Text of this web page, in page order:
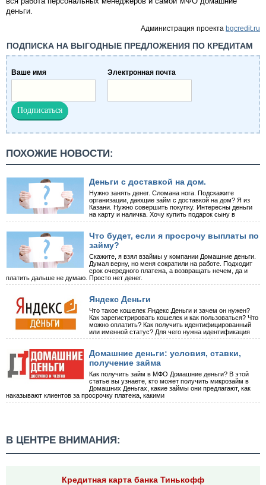
деньги.
Администрация проекта bgcredit.ru
ПОДПИСКА НА ВЫГОДНЫЕ ПРЕДЛОЖЕНИЯ ПО КРЕДИТАМ
Ваше имя Электронная почта
ПОХОЖИЕ НОВОСТИ:
Деньги с доставкой на дом.
Нужно занять денег. Сломана нога. Подскажите
организации, дающие займ с доставкой на дом? Я из
Казани. Нужно совершить покупку. Интересны деньги
на карту и наличка. Хочу купить подарок сыну в
Что будет, если я просрочу выплаты по
займу?
Скажите, я взял взаймы у компании Домашние деньги.
Думал верну, но меня сократили на работе. Подходит
срок очередного платежа, а возвращать нечем, да и
платить дальше не думаю. Просто нет денег.
Яндекс Деньги
Что такое кошелек Яндекс.Деньги и зачем он нужен?
Как зарегистрировать кошелек и как пользоваться? Что
можно оплатить? Как получить идентифицированный
или именной статус? Для чего нужна идентификация
Домашние деньги: условия, ставки,
получение займа
Как получить займ в МФО Домашние деньги? В этой
статье вы узнаете, кто может получить микрозайм в
Домашних Деньгах, какие займы они предлагают, как
наказывают клиентов за просрочку платежа, какими
В ЦЕНТРЕ ВНИМАНИЯ:
Кредитная карта банка Тинькофф